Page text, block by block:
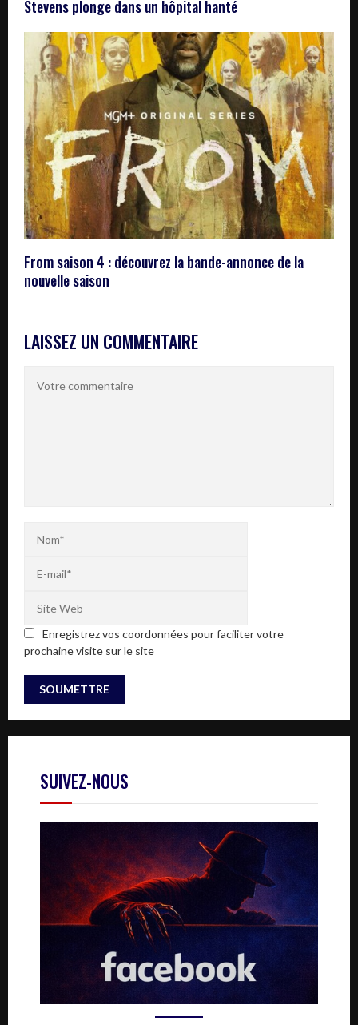
Stevens plonge dans un hôpital hanté
From saison 4 : découvrez la bande-annonce de la
nouvelle saison
LAISSEZ UN COMMENTAIRE
Enregistrez vos coordonnées pour faciliter votre
prochaine visite sur le site
SUIVEZ-NOUS